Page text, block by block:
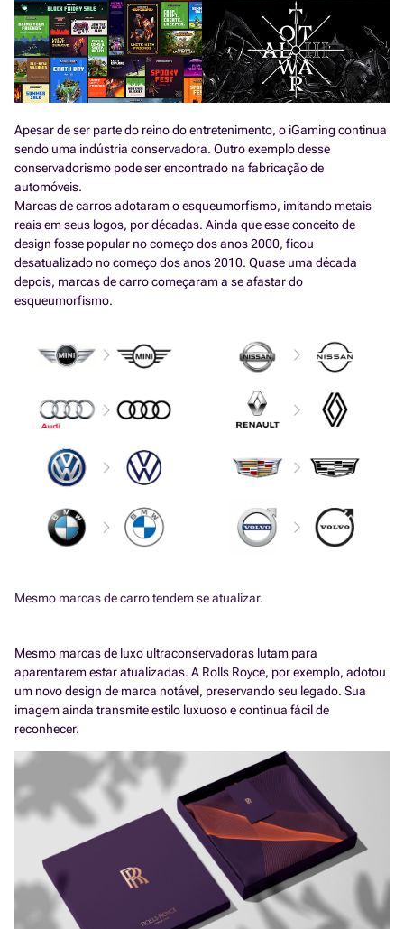
Apesar de ser parte do reino do entretenimento, o iGaming continua
sendo uma indústria conservadora. Outro exemplo desse
conservadorismo pode ser encontrado na fabricação de
automóveis.
Marcas de carros adotaram o esqueumorfismo, imitando metais
reais em seus logos, por décadas. Ainda que esse conceito de
design fosse popular no começo dos anos 2000, ficou
desatualizado no começo dos anos 2010. Quase uma década
depois, marcas de carro começaram a se afastar do
esqueumorfismo.
Mesmo marcas de carro tendem se atualizar.
Mesmo marcas de luxo ultraconservadoras lutam para
aparentarem estar atualizadas. A Rolls Royce, por exemplo, adotou
um novo design de marca notável, preservando seu legado. Sua
imagem ainda transmite estilo luxuoso e continua fácil de
reconhecer.